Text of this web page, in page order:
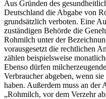
Aus Gründen des
Deutschland die Abgabe von
grundsätzlich verboten. Eine
zuständigen Behörde die
Rohmilch unter der
vorausgesetzt die rechtlichen
zählen beispielsweise
Ebenso dürfen
Verbraucher abgeben, wenn
haben. Außerdem muss an der
„Rohmilch, vor dem Verzehr